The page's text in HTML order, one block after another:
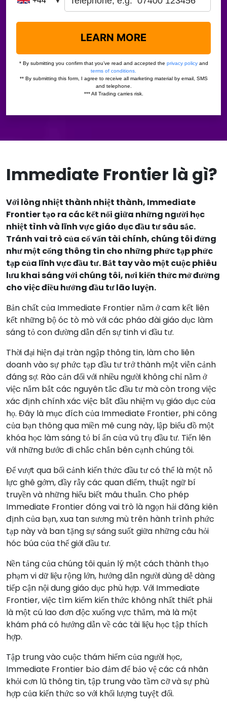
Immediate Frontier là gì?
Với lòng nhiệt thành nhiệt thành, Immediate
Frontier tạo ra các kết nối giữa những người học
nhiệt tình và lĩnh vực giáo dục đầu tư sâu sắc.
Tránh vai trò của cố vấn tài chính, chúng tôi đứng
như một cổng thông tin cho những phức tạp phức
tạp của lĩnh vực đầu tư. Bắt tay vào một cuộc phiêu
lưu khai sáng với chúng tôi, nơi kiến thức mở đường
cho việc điều hướng đầu tư lão luyện.
Bản chất của Immediate Frontier nằm ở cam kết liên
kết những bộ óc tò mò với các pháo đài giáo dục làm
sáng tỏ con đường dẫn đến sự tinh vi đầu tư.
Thời đại hiện đại tràn ngập thông tin, làm cho liên
doanh vào sự phức tạp đầu tư trở thành một viễn cảnh
đáng sợ. Rào cản đối với nhiều người không chỉ nằm ở
việc nắm bắt các nguyên tắc đầu tư mà còn trong việc
xác định chính xác việc bắt đầu nhiệm vụ giáo dục của
họ. Đây là mục đích của Immediate Frontier, phi công
của bạn thông qua miền mê cung này, lập biểu đồ một
khóa học làm sáng tỏ bí ẩn của vũ trụ đầu tư. Tiến lên
với những bước đi chắc chắn bên cạnh chúng tôi.
Để vượt qua bối cảnh kiến thức đầu tư có thể là một nỗ
lực ghê gớm, đầy rẫy các quan điểm, thuật ngữ bí
truyền và những hiểu biết mâu thuẫn. Cho phép
Immediate Frontier đóng vai trò là ngọn hải đăng kiên
định của bạn, xua tan sương mù trên hành trình phức
tạp này và ban tặng sự sáng suốt giữa những câu hỏi
hóc búa của thế giới đầu tư.
Nền tảng của chúng tôi quản lý một cách thành thạo
phạm vi dữ liệu rộng lớn, hướng dẫn người dùng dễ dàng
tiếp cận nội dung giáo dục phù hợp. Với Immediate
Frontier, việc tìm kiếm kiến thức không nhất thiết phải
là một cú lao đơn độc xuống vực thẳm, mà là một
khám phá có hướng dẫn về các tài liệu học tập thích
hợp.
Tập trung vào cuộc thám hiểm của người học,
Immediate Frontier bảo đảm để bảo vệ các cá nhân
khỏi cơn lũ thông tin, tập trung vào tầm cỡ và sự phù
hợp của kiến thức so với khối lượng tuyệt đối.